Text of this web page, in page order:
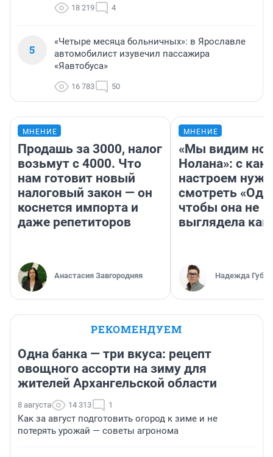
18 219 4
5
«Четыре месяца больничных»: в Ярославле
автомобилист изувечил пассажира
«Яавтобуса»
16 783 50
МНЕНИЕ
Продашь за 3000, налог
возьмут с 4000. Что
нам готовит новый
налоговый закон — он
коснется импорта и
даже репетиторов
Анастасия Завгородняя
МНЕНИЕ
«Мы видим
Нолана»: с
настроем
смотреть
чтобы она не
выглядела как
Надежда
РЕКОМЕНДУЕМ
Одна банка — три вкуса: рецепт
овощного ассорти на зиму для
жителей Архангельской области
8 августа 14 313 1
Как за август подготовить огород к зиме и не
потерять урожай — советы агронома